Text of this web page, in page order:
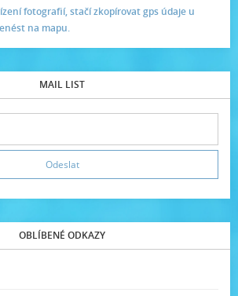
fotografií, stačí zkopírovat gps údaje u
na mapu.
MAIL LIST
OBLÍBENÉ ODKAZY